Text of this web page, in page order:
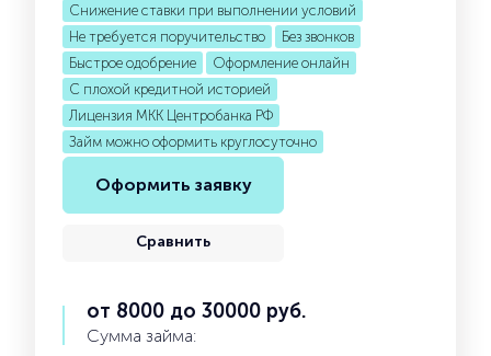
Снижение ставки при выполнении условий
Не требуется поручительство
Без звонков
Быстрое одобрение
Оформление онлайн
С плохой кредитной историей
Лицензия МКК Центробанка РФ
Займ можно оформить круглосуточно
Оформить заявку
Сравнить
от 8000 до 30000 руб.
Сумма займа: